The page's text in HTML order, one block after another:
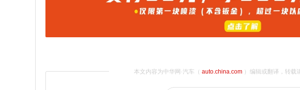
本文内容为中华网·汽车（ auto.china.com）编辑或翻译，转载